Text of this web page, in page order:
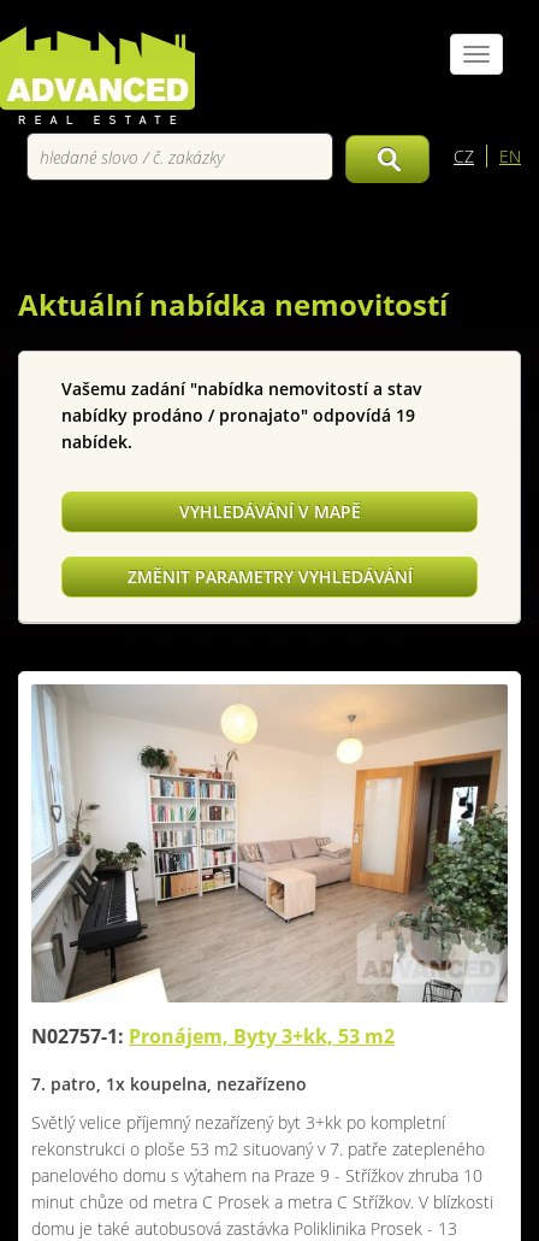
Toggle
CZ EN
Aktuální nabídka nemovitostí
Vašemu zadání "nabídka nemovitostí a stav
nabídky prodáno / pronajato" odpovídá 19
nabídek.
VYHLEDÁVÁNÍ V MAPĚ
ZMĚNIT PARAMETRY VYHLEDÁVÁNÍ
N02757-1: Pronájem, Byty 3+kk, 53 m2
7. patro, 1x koupelna, nezařízeno
Světlý velice příjemný nezařízený byt 3+kk po kompletní
rekonstrukci o ploše 53 m2 situovaný v 7. patře zatepleného
panelového domu s výtahem na Praze 9 - Střížkov zhruba 10
minut chůze od metra C Prosek a metra C Střížkov. V blízkosti
domu je také autobusová zastávka Poliklinika Prosek - 13